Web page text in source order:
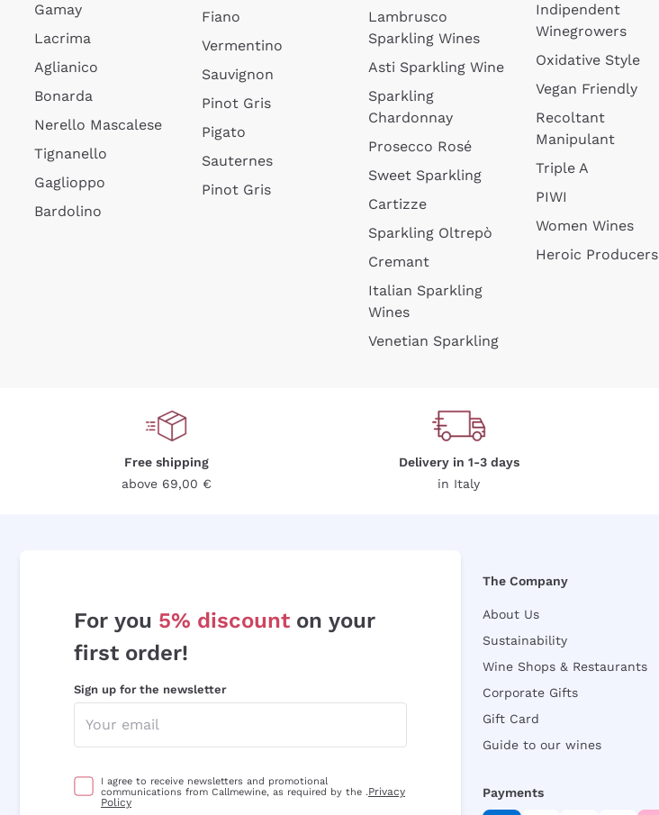
Gamay
Lacrima
Aglianico
Bonarda
Nerello Mascalese
Tignanello
Gaglioppo
Bardolino
Fiano
Vermentino
Sauvignon
Pinot Gris
Pigato
Sauternes
Pinot Gris
Lambrusco
Sparkling Wines
Asti Sparkling Wine
Sparkling
Chardonnay
Prosecco Rosé
Sweet Sparkling
Cartizze
Sparkling Oltrepò
Cremant
Italian Sparkling
Wines
Venetian Sparkling
Indipendent
Winegrowers
Oxidative Style
Vegan Friendly
Recoltant
Manipulant
Triple A
PIWI
Women Wines
Heroic Producers
Free shipping
above 69,00 €
Delivery in 1-3 days
in Italy
For you 5% discount on your
first order!
Sign up for the newsletter
I agree to receive newsletters and promotional
communications from Callmewine, as required by the .Privacy
Policy
The Company
About Us
Sustainability
Wine Shops & Restaurants
Corporate Gifts
Gift Card
Guide to our wines
Payments